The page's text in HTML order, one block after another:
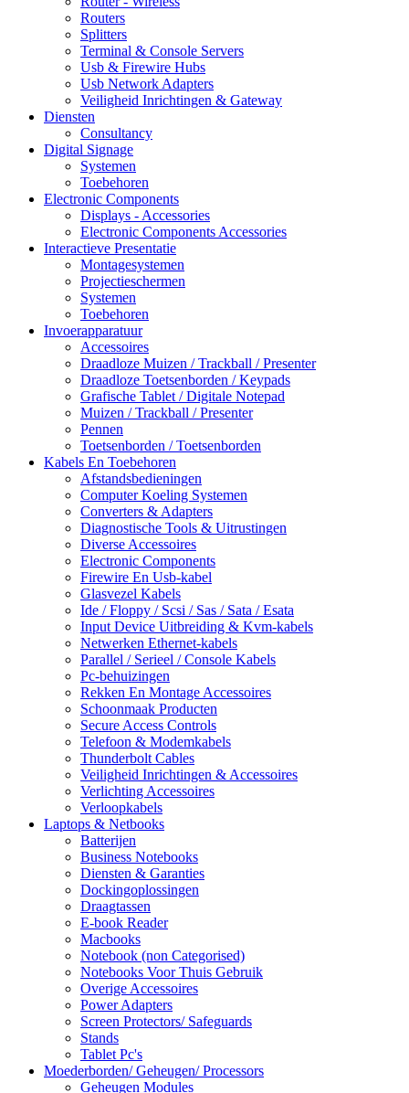
Routers
Splitters
Terminal & Console Servers
Usb & Firewire Hubs
Usb Network Adapters
Veiligheid Inrichtingen & Gateway
Diensten
Consultancy
Digital Signage
Systemen
Toebehoren
Electronic Components
Displays - Accessories
Electronic Components Accessories
Interactieve Presentatie
Montagesystemen
Projectieschermen
Systemen
Toebehoren
Invoerapparatuur
Accessoires
Draadloze Muizen / Trackball / Presenter
Draadloze Toetsenborden / Keypads
Grafische Tablet / Digitale Notepad
Muizen / Trackball / Presenter
Pennen
Toetsenborden / Toetsenborden
Kabels En Toebehoren
Afstandsbedieningen
Computer Koeling Systemen
Converters & Adapters
Diagnostische Tools & Uitrustingen
Diverse Accessoires
Electronic Components
Firewire En Usb-kabel
Glasvezel Kabels
Ide / Floppy / Scsi / Sas / Sata / Esata
Input Device Uitbreiding & Kvm-kabels
Netwerken Ethernet-kabels
Parallel / Serieel / Console Kabels
Pc-behuizingen
Rekken En Montage Accessoires
Schoonmaak Producten
Secure Access Controls
Telefoon & Modemkabels
Thunderbolt Cables
Veiligheid Inrichtingen & Accessoires
Verlichting Accessoires
Verloopkabels
Laptops & Netbooks
Batterijen
Business Notebooks
Diensten & Garanties
Dockingoplossingen
Draagtassen
E-book Reader
Macbooks
Notebook (non Categorised)
Notebooks Voor Thuis Gebruik
Overige Accessoires
Power Adapters
Screen Protectors/ Safeguards
Stands
Tablet Pc's
Moederborden/ Geheugen/ Processors
Geheugen Modules